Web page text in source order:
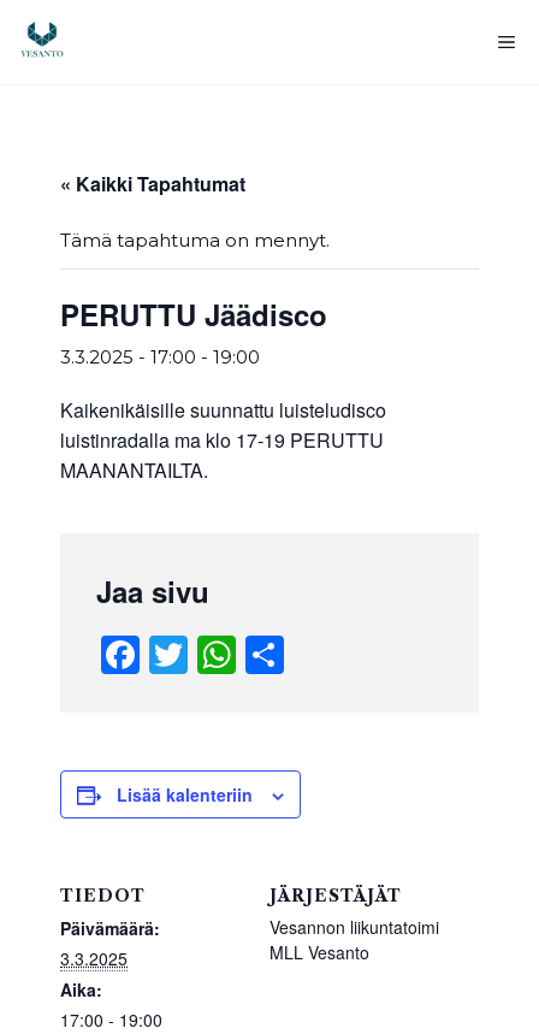
sisältöön
« Kaikki Tapahtumat
Tämä tapahtuma on mennyt.
PERUTTU Jäädisco
3.3.2025 - 17:00 - 19:00
Kaikenikäisille suunnattu luisteludisco
luistinradalla ma klo 17-19 PERUTTU
MAANANTAILTA.
Jaa sivu
F
a
e
b
o
k
T
wi
er
W
h
s
A
e
Lisää kalenteriin
TIEDOT
Päivämäärä:
3.3.2025
Aika:
17:00 - 19:00
JÄRJESTÄJÄT
Vesannon liikuntatoimi
MLL Vesanto